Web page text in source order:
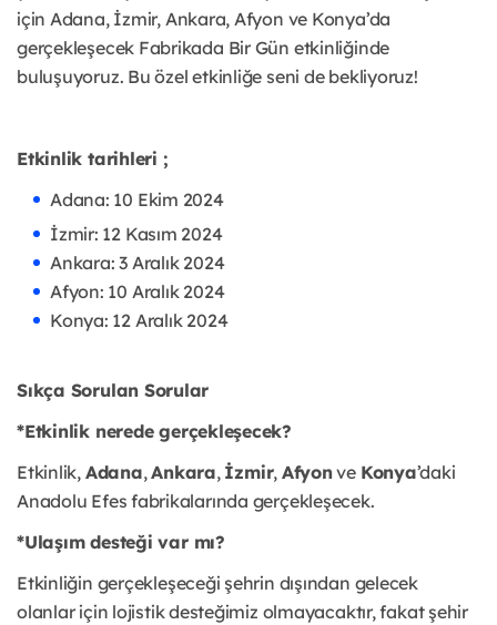
için Adana, İzmir, Ankara, Afyon ve Konya’da
gerçekleşecek Fabrikada Bir Gün etkinliğinde
buluşuyoruz. Bu özel etkinliğe seni de bekliyoruz!
Etkinlik tarihleri ;
Adana: 10 Ekim 2024
İzmir: 12 Kasım 2024
Ankara: 3 Aralık 2024
Afyon: 10 Aralık 2024
Konya: 12 Aralık 2024
Sıkça Sorulan Sorular
*Etkinlik nerede gerçekleşecek?
Etkinlik, Adana,Ankara, İzmir, Afyonve Konya’daki
Anadolu Efes fabrikalarında gerçekleşecek.
*Ulaşım desteği var mı?
Etkinliğin gerçekleşeceği şehrin dışından gelecek
olanlar için lojistik desteğimiz olmayacaktır, fakat şehir